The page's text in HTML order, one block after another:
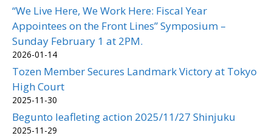
“We Live Here, We Work Here: Fiscal Year
Appointees on the Front Lines” Symposium –
Sunday February 1 at 2PM.
2026-01-14
Tozen Member Secures Landmark Victory at Tokyo
High Court
2025-11-30
Begunto leafleting action 2025/11/27 Shinjuku
2025-11-29